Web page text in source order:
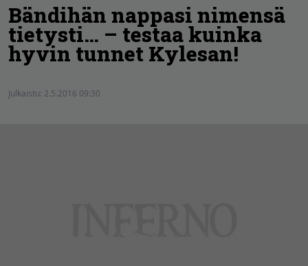
Bändihän nappasi nimensä
tietysti… – testaa kuinka
hyvin tunnet Kylesan!
Julkaistu: 2.5.2016 09:30